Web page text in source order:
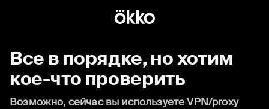
Все в порядке, но хотим
кое-что проверить
Возможно, сейчас вы используете VPN/proxy